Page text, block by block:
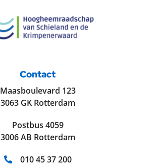
Contact
Maasboulevard 123
3063 GK Rotterdam
Postbus 4059
3006 AB Rotterdam
Telefoonnummer:
010 45 37 200